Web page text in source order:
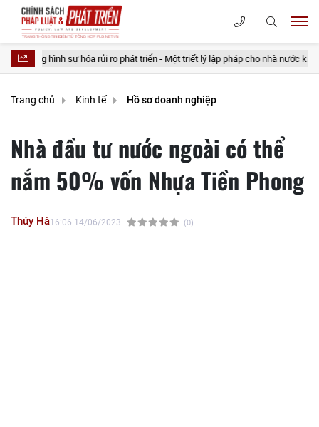
sự hóa rủi ro phát triển - Một triết lý lập pháp cho nhà nước kiến tạo
Trang chủ Kinh tế Hồ sơ doanh nghiệp
Nhà đầu tư nước ngoài có thể
nắm 50% vốn Nhựa Tiền Phong
Thúy Hà16:06 14/06/2023 (0)